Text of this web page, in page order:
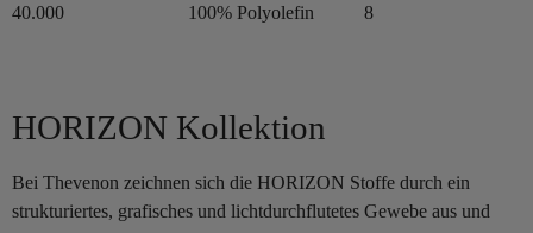
40.000 100% Polyolefin 8
HORIZON Kollektion
Bei Thevenon zeichnen sich die HORIZON Stoffe durch ein
strukturiertes, grafisches und lichtdurchflutetes Gewebe aus und